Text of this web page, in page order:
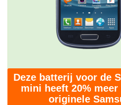
Deze batterij voor de
mini heeft 20%
originele